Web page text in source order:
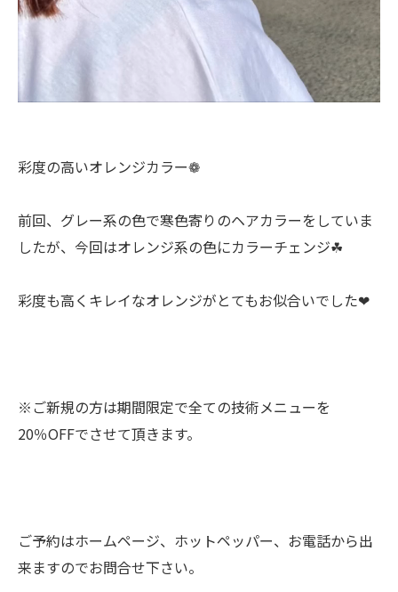
彩度の高いオレンジカラー❁
前回、グレー系の色で寒色寄りのヘアカラーをしていま
したが、今回はオレンジ系の色にカラーチェンジ☘︎
彩度も高くキレイなオレンジがとてもお似合いでした❤︎︎
※ご新規の方は期間限定で全ての技術メニューを
20％OFFでさせて頂きます。
ご予約はホームページ、ホットペッパー、お電話から出
来ますのでお問合せ下さい。